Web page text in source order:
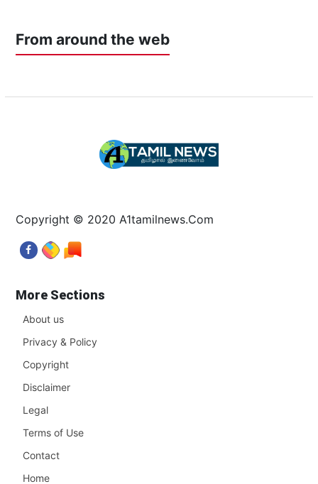
From around the web
Copyright © 2020 A1tamilnews.Com
More Sections
About us
Privacy & Policy
Copyright
Disclaimer
Legal
Terms of Use
Contact
Home